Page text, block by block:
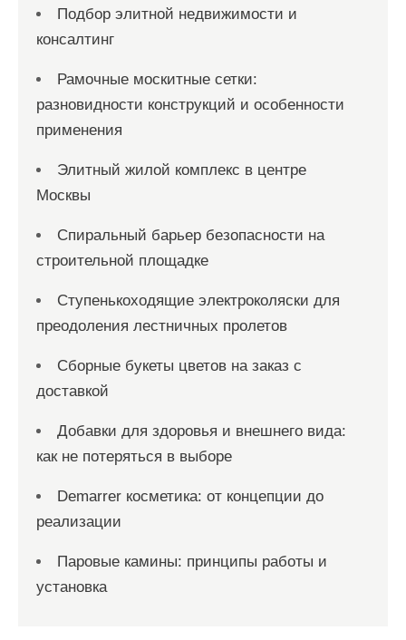
Подбор элитной недвижимости и
консалтинг
Рамочные москитные сетки:
разновидности конструкций и особенности
применения
Элитный жилой комплекс в центре
Москвы
Спиральный барьер безопасности на
строительной площадке
Ступенькоходящие электроколяски для
преодоления лестничных пролетов
Сборные букеты цветов на заказ с
доставкой
Добавки для здоровья и внешнего вида:
как не потеряться в выборе
Demarrer косметика: от концепции до
реализации
Паровые камины: принципы работы и
установка